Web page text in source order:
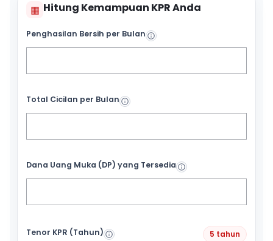
▦ Hitung Kemampuan KPR Anda
Penghasilan Bersih per Bulan
Total Cicilan per Bulan
Dana Uang Muka (DP) yang Tersedia
Tenor KPR (Tahun) 5 tahun